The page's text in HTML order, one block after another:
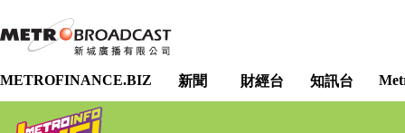
METROFINANCE.BIZ 新聞 財經台 知訊台